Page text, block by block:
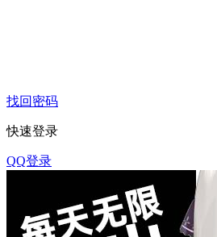
找回密码
快速登录
QQ登录